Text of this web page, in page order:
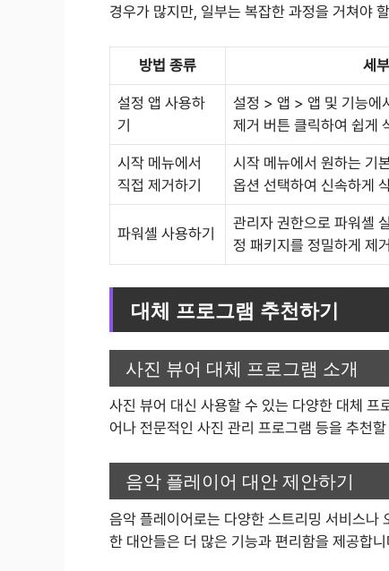
경우가 많지만, 일부는 복잡한 과정을 거쳐야
방법 종류 세
설정 앱 사용하
기
설정 > 앱 > 앱 및 기능에
제거 버튼 클릭하여 쉽게
시작 메뉴에서
직접 제거하기
시작 메뉴에서 원하는 기
옵션 선택하여 신속하게
파워셸 사용하기
관리자 권한으로 파워셸
정 패키지를 정밀하게 제
대체 프로그램 추천하기
사진 뷰어 대체 프로그램 소개
사진 뷰어 대신 사용할 수 있는 다양한 대체 프
어나 전문적인 사진 관리 프로그램 등을 추천
음악 플레이어 대안 제안하기
음악 플레이어로는 다양한 스트리밍 서비스나
한 대안들은 더 많은 기능과 편리함을 제공합니